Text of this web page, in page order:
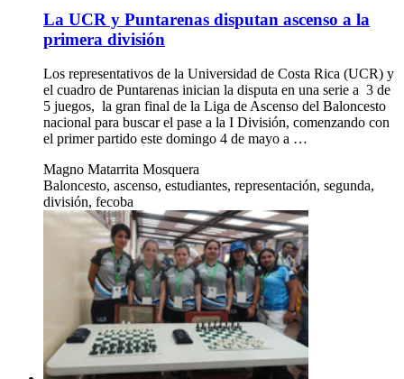
La UCR y Puntarenas disputan ascenso a la
primera división
Los representativos de la Universidad de Costa Rica (UCR) y
el cuadro de Puntarenas inician la disputa en una serie a 3 de
5 juegos, la gran final de la Liga de Ascenso del Baloncesto
nacional para buscar el pase a la I División, comenzando con
el primer partido este domingo 4 de mayo a …
Magno Matarrita Mosquera
Baloncesto, ascenso, estudiantes, representación, segunda,
división, fecoba